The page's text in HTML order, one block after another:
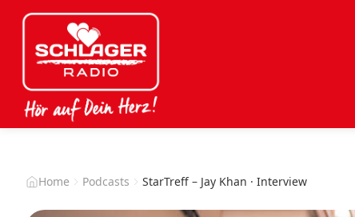
Home Podcasts StarTreff – Jay Khan · Interview